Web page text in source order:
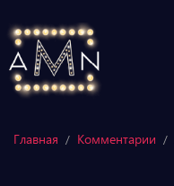
Главная / Комментарии /